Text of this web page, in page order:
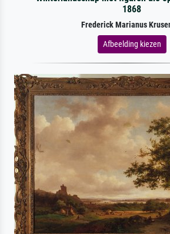
1868
Frederick Marianus
Afbeelding kiezen